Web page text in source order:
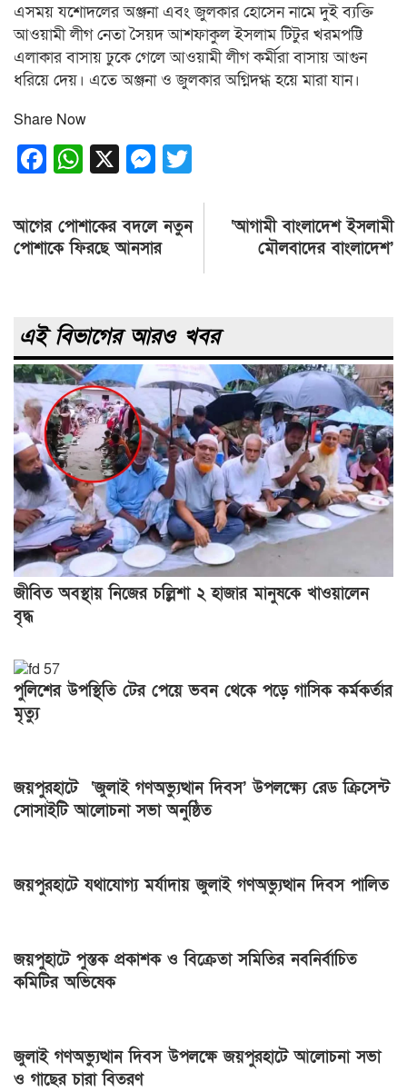
এসময় যশোদলের অঞ্জনা এবং জুলকার হোসেন নামে দুই ব্যক্তি
আওয়ামী লীগ নেতা সৈয়দ আশফাকুল ইসলাম টিটুর খরমপট্টি
এলাকার বাসায় ঢুকে গেলে আওয়ামী লীগ কর্মীরা বাসায় আগুন
ধরিয়ে দেয়। এতে অঞ্জনা ও জুলকার অগ্নিদগ্ধ হয়ে মারা যান।
Share Now
Facebook
WhatsApp
X Messenger
Post
navigation
আগের পোশাকের বদলে নতুন
পোশাকে ফিরছে আনসার
‘আগামী বাংলাদেশ ইসলামী
মৌলবাদের বাংলাদেশ’
এই বিভাগের আরও খবর
জীবিত অবস্থায় নিজের চল্লিশা ২ হাজার মানুষকে খাওয়ালেন
বৃদ্ধ
পুলিশের উপস্থিতি টের পেয়ে ভবন থেকে পড়ে গাসিক কর্মকর্তার
মৃত্যু
জয়পুরহাটে ‘জুলাই গণঅভ্যুত্থান দিবস’ উপলক্ষ্যে রেড ক্রিসেন্ট
সোসাইটি আলোচনা সভা অনুষ্ঠিত
জয়পুরহাটে যথাযোগ্য মর্যাদায় জুলাই গণঅভ্যুত্থান দিবস পালিত
জয়পুহাটে পুস্তক প্রকাশক ও বিক্রেতা সমিতির নবনির্বাচিত
কমিটির অভিষেক
জুলাই গণঅভ্যুত্থান দিবস উপলক্ষে জয়পুরহাটে আলোচনা সভা
ও গাছের চারা বিতরণ